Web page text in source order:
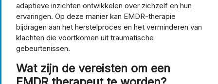
adaptieve inzichten ontwikkelen over zichzelf en hun
ervaringen. Op deze manier kan EMDR-therapie
bijdragen aan het herstelproces en het verminderen van
klachten die voortkomen uit traumatische
gebeurtenissen.
Wat zijn de vereisten om een